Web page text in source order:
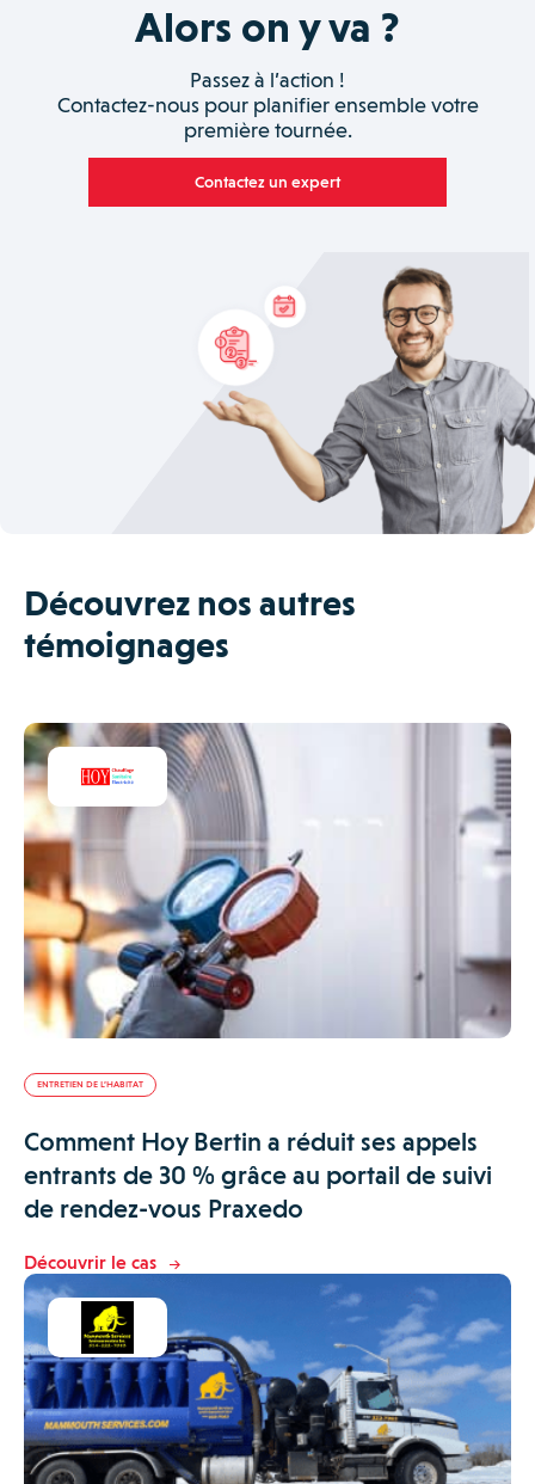
Alors on y va ?
Passez à l’action !
Contactez-nous pour planifier ensemble votre
première tournée.
Contactez un expert
Découvrez nos autres
témoignages
ENTRETIEN DE L’HABITAT
Comment Hoy Bertin a réduit ses appels
entrants de 30 % grâce au portail de suivi
de rendez-vous Praxedo
Découvrir le cas